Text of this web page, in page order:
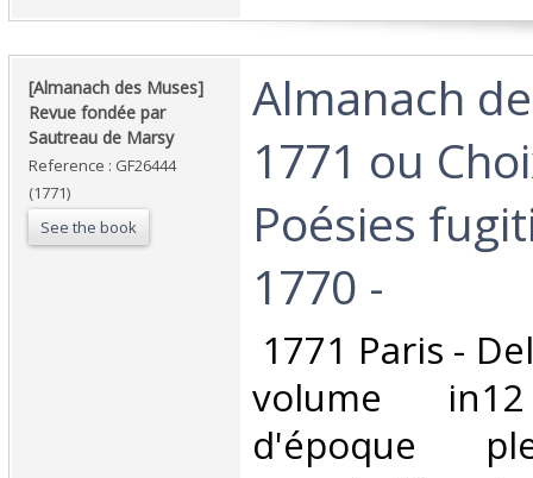
‎[Almanach des Muses]
Revue fondée par
Sautreau de Marsy‎
Reference : GF26444
(1771)
See the book
‎Almanach
1771 ou
Poésies
1770 -‎
1771 Paris -
volume
d'époque